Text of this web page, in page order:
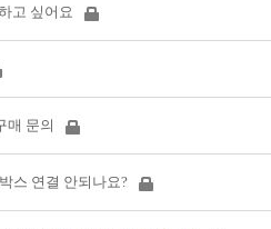
고 싶어요
매 문의
스 연결 안되나요?